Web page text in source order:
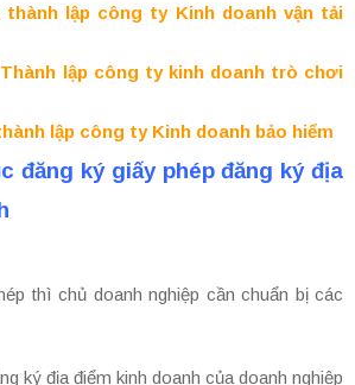
lập công ty Kinh doanh vận tải
lập công ty kinh doanh trò chơi
lập công ty Kinh doanh bảo hiểm
đăng ký giấy phép đăng ký địa
thì chủ doanh nghiệp cần chuẩn bị các
ký địa điểm kinh doanh của doanh nghiệp